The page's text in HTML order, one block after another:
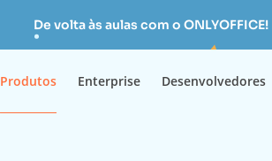
De volta às aulas com o ONLYOFFICE!
Produtos Enterprise Desenvolvedores